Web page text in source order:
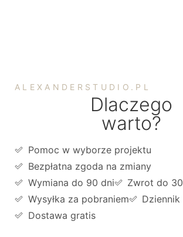
ALEXANDERSTUDIO.PL
Dlaczego
warto?
Pomoc w wyborze projektu
Bezpłatna zgoda na zmiany
Wymiana do 90 dni
Zwrot do
Wysyłka za pobraniem
Dostawa gratis